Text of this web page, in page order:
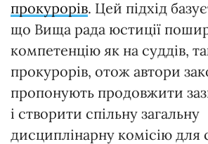
прокурорів. Цей підхід
що Вища рада юстиції
компетенцію як на суддів,
прокурорів, отож автори
пропонують продовжити
і створити спільну загальну
дисциплінарну комісію для